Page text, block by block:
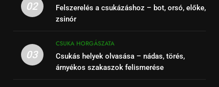
02
Felszerelés a csukázáshoz – bot, orsó, előke,
zsinór
03
CSUKA HORGÁSZATA
Csukás helyek olvasása – nádas, törés,
árnyékos szakaszok felismerése